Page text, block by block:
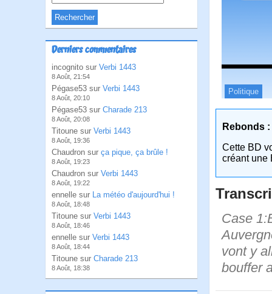
Derniers commentaires
incognito sur Verbi 1443
8 Août, 21:54
Pégase53 sur Verbi 1443
8 Août, 20:10
Pégase53 sur Charade 213
8 Août, 20:08
Titoune sur Verbi 1443
8 Août, 19:36
Chaudron sur ça pique, ça brûle !
8 Août, 19:23
Chaudron sur Verbi 1443
8 Août, 19:22
ennelle sur La météo d'aujourd'hui !
8 Août, 18:48
Titoune sur Verbi 1443
8 Août, 18:46
ennelle sur Verbi 1443
8 Août, 18:44
Titoune sur Charade 213
8 Août, 18:38
Politique
Rebonds :
Cette BD
créant une
Case
vont y
bouffer